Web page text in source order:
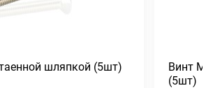
шляпкой (5шт)
Винт
(5шт)